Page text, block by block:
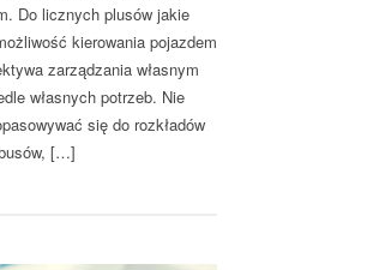
Do licznych plusów jakie
kierowania pojazdem
zarządzania własnym
własnych potrzeb. Nie
się do rozkładów
[…]